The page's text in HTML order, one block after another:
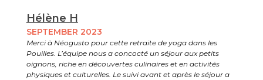
Hélène H
SEPTEMBER 2023
Merci à Néogusto pour cette retraite de yoga dans les
Pouilles. L’équipe nous a concocté un séjour aux petits
oignons, riche en découvertes culinaires et en activités
physiques et culturelles. Le suivi avant et après le séjour a